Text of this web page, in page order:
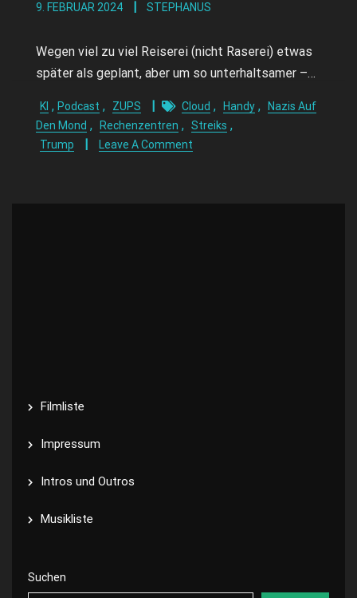
9. FEBRUAR 2024 STEPHANUS
Wegen viel zu viel Reiserei (nicht Raserei) etwas
später als geplant, aber um so unterhaltsamer –…
KI , Podcast , ZUPS Cloud , Handy ,
Nazis Auf
Den Mond , Rechenzentren , Streiks ,
Trump Leave A Comment
Filmliste
Impressum
Intros und Outros
Musikliste
Suchen